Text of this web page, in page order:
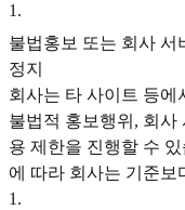
1 .
불법홍보 또는 회사 서
정지
회사는 타 사이트 등
불법적 홍보행위, 회사
용 제한을 진행할 수
에 따라 회사는 기준보
1 .